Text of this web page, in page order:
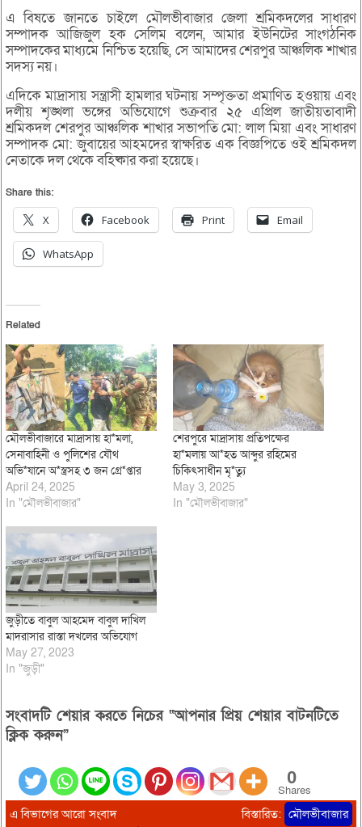
এ বিষতে জানতে চাইলে মৌলভীবাজার জেলা শ্রমিকদলের সাধারণ
সম্পাদক আজিজুল হক সেলিম বলেন, আমার ইউনিটের সাংগঠনিক
সম্পাদকের মাধ্যমে নিশ্চিত হয়েছি, সে আমাদের শেরপুর আঞ্চলিক শাখার
সদস্য নয়।
এদিকে মাদ্রাসায় সন্ত্রাসী হামলার ঘটনায় সম্পৃক্ততা প্রমাণিত হওয়ায় এবং
দলীয় শৃঙ্খলা ভঙ্গের অভিযোগে শুক্রবার ২৫ এপ্রিল জাতীয়তাবাদী
শ্রমিকদল শেরপুর আঞ্চলিক শাখার সভাপতি মো: লাল মিয়া এবং সাধারণ
সম্পাদক মো: জুবায়ের আহমদের স্বাক্ষরিত এক বিজ্ঞপিতে ওই শ্রমিকদল
নেতাকে দল থেকে বহিষ্কার করা হয়েছে।
Share this:
X Facebook Print Email
WhatsApp
Related
মৌলভীবাজারে মাদ্রাসায় হা*মলা,
সেনাবাহিনী ও পুলিশের যৌথ
অভি*যানে অ*স্ত্রসহ ৩ জন গ্রে*প্তার
April 24, 2025
In "মৌলভীবাজার"
শেরপুরে মাদ্রাসায় প্রতিপক্ষের
হা*মলায় আ*হত আব্দুর রহিমের
চিকিৎসাধীন মৃ*ত্যু
May 3, 2025
In "মৌলভীবাজার"
জুড়ীতে বাবুল আহমেদ বাবুল দাখিল
মাদরাসার রাস্তা দখলের অভিযোগ
May 27, 2023
In "জুড়ী"
সংবাদটি শেয়ার করতে নিচের “আপনার প্রিয় শেয়ার বাটনটিতে
ক্লিক করুন”
0
Shares
এ বিভাগের আরো সংবাদ বিস্তারিত: মৌলভীবাজার